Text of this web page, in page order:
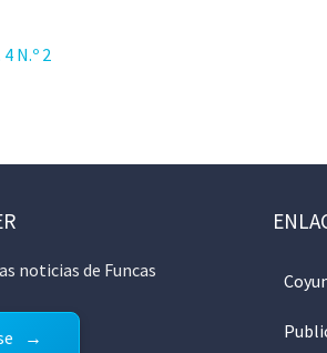
N.º 2
noticias de Funcas